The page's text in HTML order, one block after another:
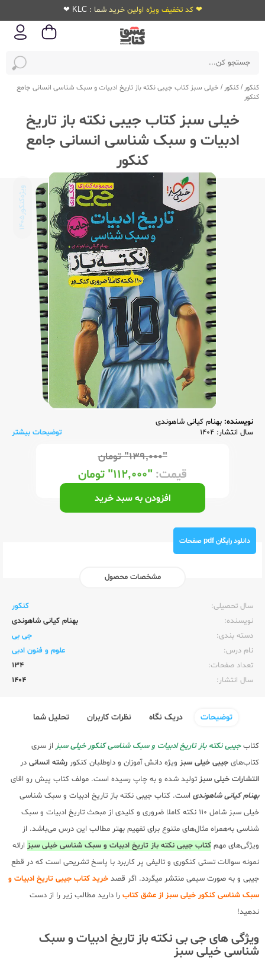
❤ کد تخفیف ویژه اولین خرید شما : KLC ❤
کنکور /کنکور / خیلی سبز کتاب جیبی نکته باز تاریخ ادبیات و سبک شناسی انسانی جامع
کنکور
خیلی سبز کتاب جیبی نکته باز تاریخ
ادبیات و سبک شناسی انسانی جامع
کنکور
ویژه‌کنکور
1405
نویسنده: بهنام کیانی شاهوندی
سال انتشار: 1404
توضیحات بیشتر
"۱۳۹,۰۰۰" تومان
قیمت: "۱۱۲,۰۰۰" تومان
افزودن به سبد خرید
دانلود رایگان pdf صفحات
مشخصات محصول
سال تحصیلی:‌
کنکور
نویسنده:‌
بهنام کیانی شاهوندی
دسته بندی:
جی بی
نام درس:
علوم و فنون ادبی
تعداد صفحات:‌
134
سال انتشار:‌
1404
توضیحات دریک نگاه نظرات کاربران تحلیل شما
کتابجیبی نکته باز تاریخ ادبیات و سبک شناسی کنکور خیلی سبز از سری
کتاب‌های جیبی خیلی سبز ویژه دانش آموزان و داوطلبان کنکور رشته انسانی در
انتشارات خیلی سبز تولید شده و به چاپ رسیده است. مولف کتاب پیش رو اقای
بهنام کیانی شاهوندی است. کتاب جیبی نکته باز تاریخ ادبیات و سبک شناسی
خیلی سبز شامل 110 نکته کاملا ضروری و کلیدی از مبحث تاریخ ادبیات و سبک
شناسی به‌همراه مثال‌های متنوع برای تفهیم بهتر مطالب این درس می‌باشد. از
ویژگی‌های مهم کتاب جیبی نکته باز تاریخ ادبیات و سبک شناسی خیلی سبز ارائه
نمونه سوالات تستی کنکوری و تالیفی پر کاربرد با پاسخ تشریحی است که در قطع
جیبی و به صورت سیمی منتشر میگردد. اگر قصد خرید کتاب جیبی تاریخ ادبیات و
سبک شناسی کنکور خیلی سبز از عشق کتاب را دارید مطالب زیر را از دست
ندهید!
ویژگی‌ های جی بی نکته باز تاریخ ادبیات و سبک
شناسی خیلی سبز